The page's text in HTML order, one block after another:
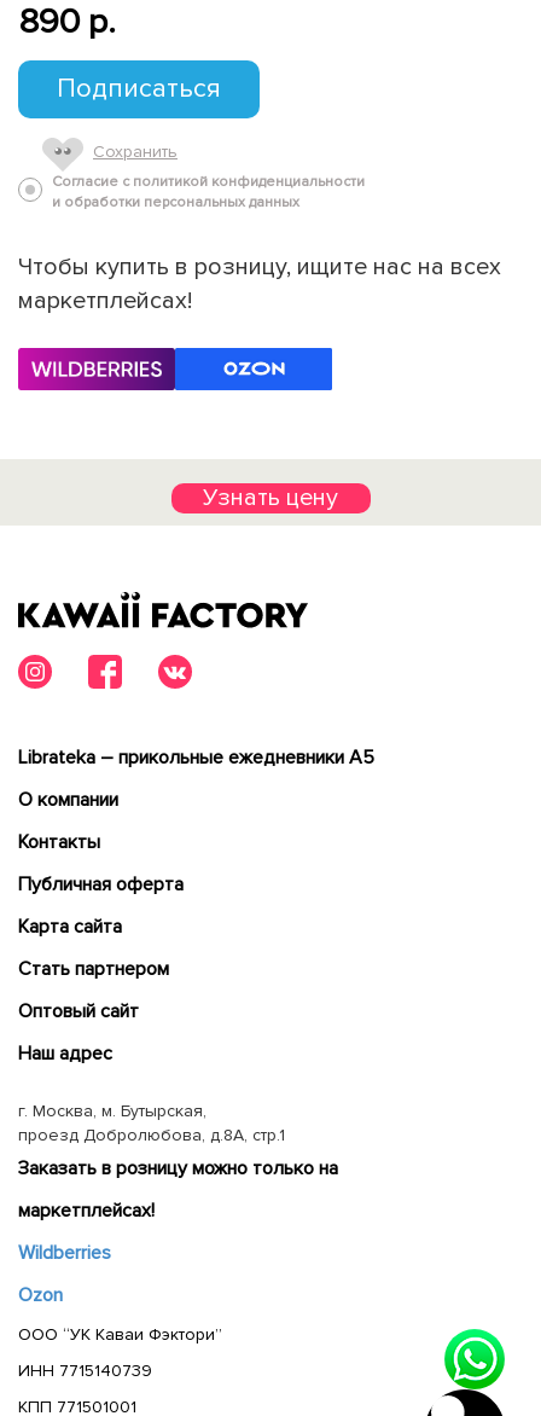
890 p.
Подписаться
Сохранить
Согласие с политикой конфиденциальности
и обработки персональных данных
Чтобы купить в розницу, ищите нас на всех
маркетплейсах!
Узнать цену
Librateka – прикольные ежедневники А5
О компании
Контакты
Публичная оферта
Карта сайта
Cтать партнером
Оптовый сайт
Наш адрес
г. Москва, м. Бутырская,
проезд Добролюбова, д.8А, стр.1
Заказать в розницу можно только на
маркетплейсах!
Wildberries
Ozon
ООО “УК Каваи Фэктори”
ИНН 7715140739
КПП 771501001